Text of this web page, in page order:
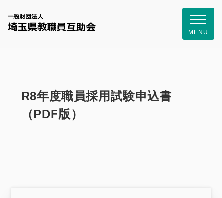
一般財団
MENU
R8年度職員採用試験申込書
（PDF版）